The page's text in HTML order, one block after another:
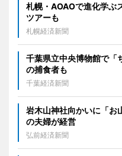
札幌・AOAOで進化学
ツアーも
札幌経済新聞
千葉県立中央博物館で
の捕食者も
千葉経済新聞
岩木山神社向かいに「
の夫婦が経営
弘前経済新聞